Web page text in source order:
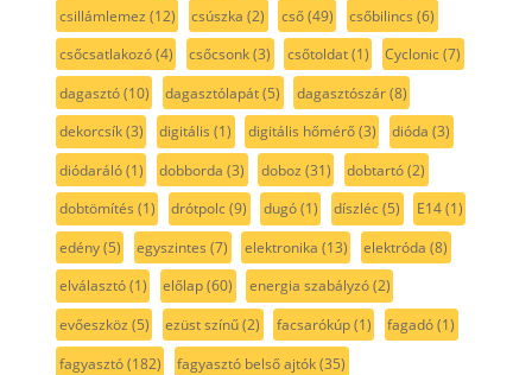
csillámlemez (12) csúszka (2) cső(49) csőbilincs (6)
csőcsatlakozó(4) csőcsonk(3) csőtoldat(1) Cyclonic(7)
dagasztó(10) dagasztólapát(5) dagasztószár(8)
dekorcsík(3) digitális (1) digitális hőmérő(3) dióda (3)
diódaráló(1) dobborda (3) doboz (31) dobtartó(2)
dobtömítés (1) drótpolc(9) dugó(1) díszléc(5) E14(1)
edény(5) egyszintes (7) elektronika (13) elektróda (8)
elválasztó(1) előlap(60) energia szabályzó(2)
evőeszköz (5) ezüst színű(2) facsarókúp(1) fagadó(1)
fagyasztó(182) fagyasztó belső ajtók(35)